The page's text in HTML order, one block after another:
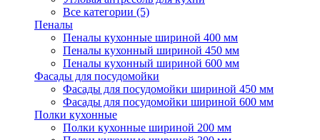
Все категории (5)
Пеналы
Пеналы кухонные шириной 400 мм
Пеналы кухонный шириной 450 мм
Пеналы кухонный шириной 600 мм
Фасады для посудомойки
Фасады для посудомойки шириной 450 мм
Фасады для посудомойки шириной 600 мм
Полки кухонные
Полки кухонные шириной 200 мм